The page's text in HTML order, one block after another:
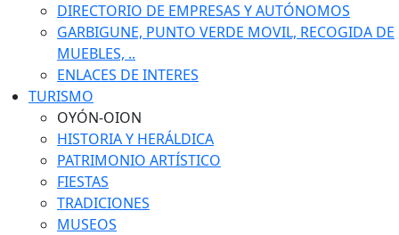
DIRECTORIO DE EMPRESAS Y AUTÓNOMOS
GARBIGUNE, PUNTO VERDE MOVIL, RECOGIDA DE
MUEBLES, ..
ENLACES DE INTERES
TURISMO
OYÓN-OION
HISTORIA Y HERÁLDICA
PATRIMONIO ARTÍSTICO
FIESTAS
TRADICIONES
MUSEOS